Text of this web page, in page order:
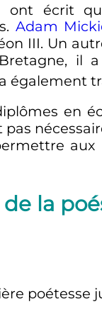
ont écrit
Adam
III. Un
il
également
en
pas
aux
la